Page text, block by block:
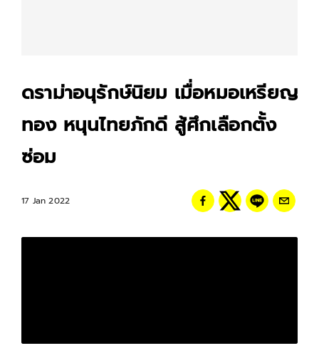
ดราม่าอนุรักษ์นิยม เมื่อหมอเหรียญ
ทอง หนุนไทยภักดี สู้ศึกเลือกตั้ง
ซ่อม
17 Jan 2022